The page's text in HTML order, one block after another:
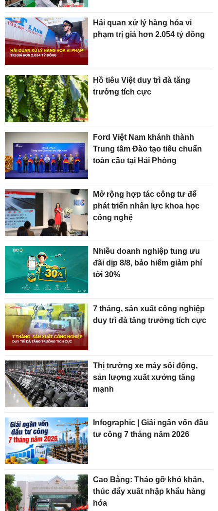
Hải quan xử lý hàng hóa vi
phạm trị giá hơn 2.054 tỷ đồng
Hồ tiêu Việt duy trì đà tăng
trưởng tích cực
Ford Việt Nam khánh thành
Trung tâm Đào tạo tiêu chuẩn
toàn cầu tại Hải Phòng
Mở rộng hợp tác công tư để
phát triển nhân lực khoa học
công nghệ
Nhiều doanh nghiệp tung ưu
đãi dịp 8/8, bảo hiểm giảm phí
tới 30%
7 tháng, sản xuất công nghiệp
duy trì đà tăng trưởng tích cực
Thị trường xe máy sôi động,
sản lượng xuất xưởng tăng
mạnh
Infographic | Giải ngân vốn đầu
tư công 7 tháng năm 2026
Cao Bằng: Tháo gỡ khó khăn,
thúc đẩy xuất nhập khẩu hàng
hóa